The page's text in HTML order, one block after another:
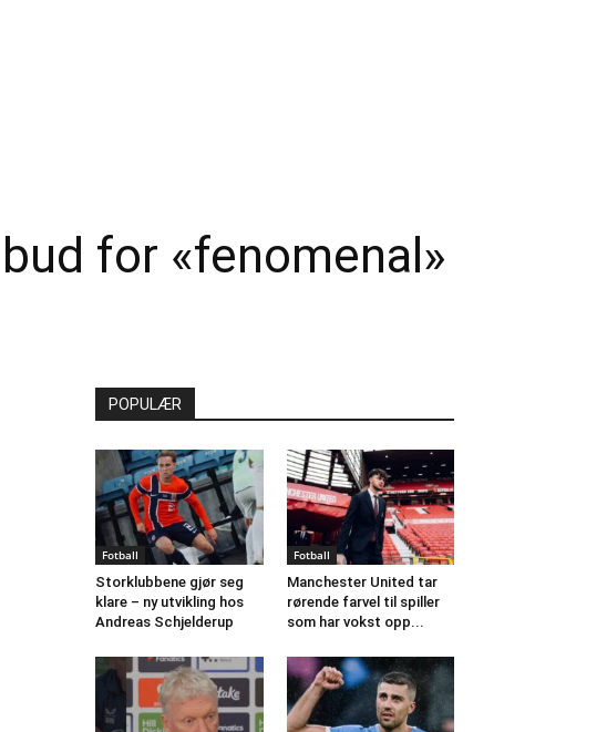
for «fenomenal»
POPULÆR
Fotball
Storklubbene gjør seg
klare – ny utvikling hos
Andreas Schjelderup
Fotball
Manchester United tar
rørende farvel til spiller
som har vokst opp...